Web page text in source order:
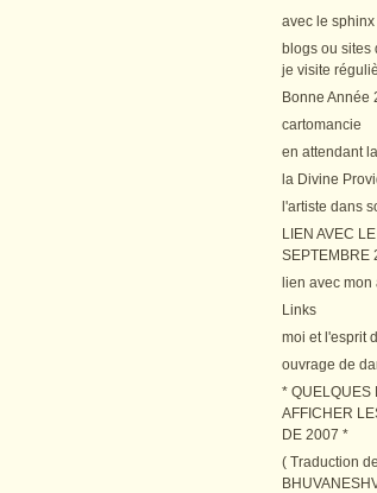
avec le sphinx
blogs ou sites
je visite
Bonne Année
cartomancie
en attendant
la Divine
l'artiste dans
LIEN AVEC
SEPTEMBRE
lien avec mon
Links
moi et l'esprit
ouvrage de
* QUELQUES
AFFICHER
DE 2007 *
( Traduction